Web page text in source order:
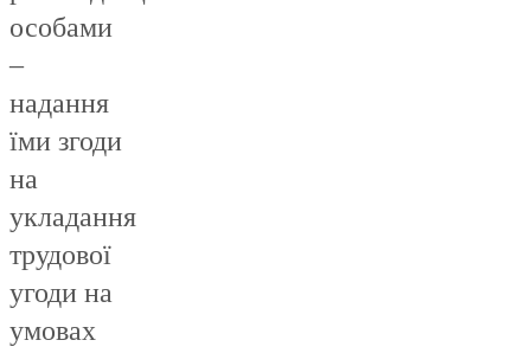
особами
–
надання
їми згоди
на
укладання
трудової
угоди на
умовах